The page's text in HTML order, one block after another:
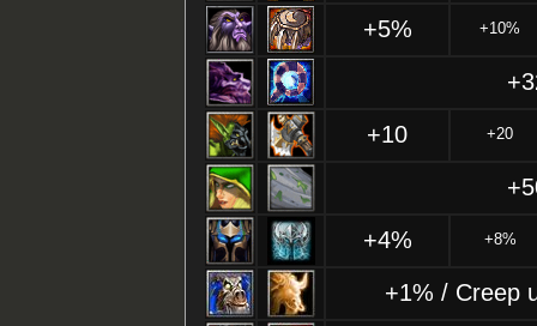
+5% +10%
+10
+20
+4%
+8%
+1% / Creep